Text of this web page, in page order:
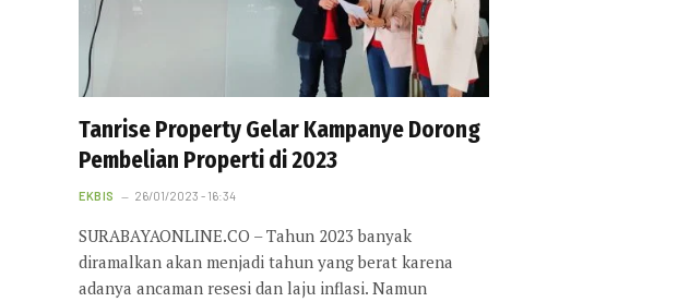
Tanrise Property Gelar Kampanye Dorong
Pembelian Properti di 2023
EKBIS 26/01/2023 - 16:34
SURABAYAONLINE.CO – Tahun 2023 banyak
diramalkan akan menjadi tahun yang berat karena
adanya ancaman resesi dan laju inflasi. Namun